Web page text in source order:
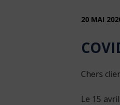
20 MAI
Chers
Le 15